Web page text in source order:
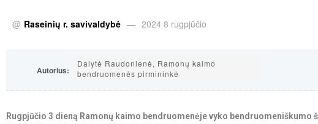
@ Raseinių r. savivaldybė 2024 8 rugpjūčio
Autorius:
Dalytė Raudonienė, Ramonų kaimo
bendruomenės pirmininkė
Rugpjūčio 3 dieną Ramonų kaimo bendruomenėje vyko bendruomeniškumo